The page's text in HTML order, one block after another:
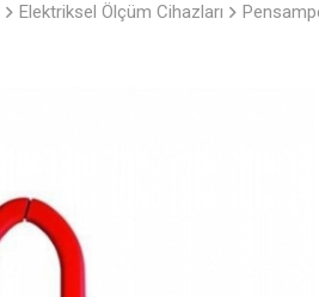
Elektriksel Ölçüm Cihazları